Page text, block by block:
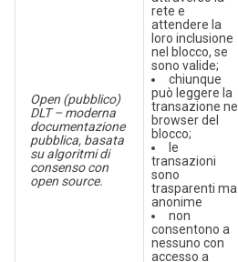
Open (pubblico)
DLT – moderna
documentazione
pubblica, basata
su algoritmi di
consenso con
open source.
rete e
attendere la
loro inclusione
nel blocco, se
sono valide;
chiunque
può leggere la
transazione nel
browser del
blocco;
le
transazioni
sono
trasparenti ma
anonime
non
consentono a
nessuno con
accesso a